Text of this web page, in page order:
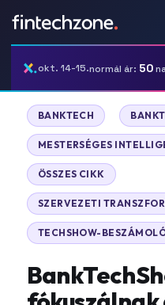
okt. 14-15.normál ár: 50
BANKTECH |
MESTERSÉGES
ÖSSZES CIKK
SZERVEZETI
TECHSHOW-